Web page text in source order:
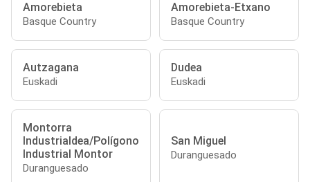
Amorebieta
Basque Country
Amorebieta-Etxano
Basque Country
Autzagana
Euskadi
Dudea
Euskadi
Montorra
Industrialdea/Polígono
Industrial Montor
Duranguesado
San Miguel
Duranguesado